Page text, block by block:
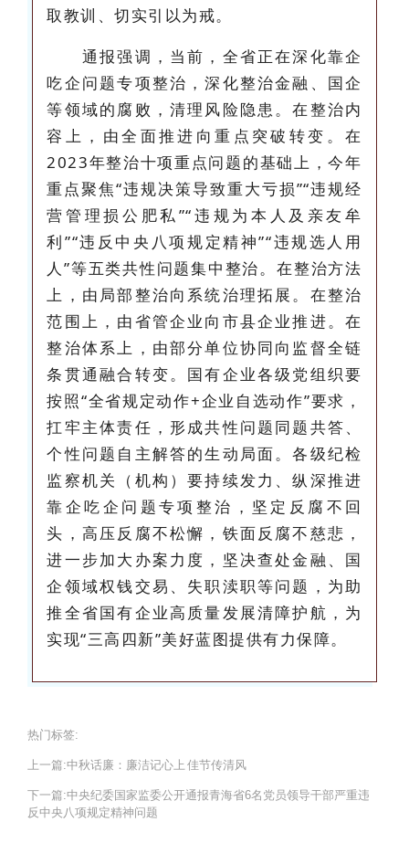
取教训、切实引以为戒。
通报强调，当前，全省正在深化靠企
吃企问题专项整治，深化整治金融、国企
等领域的腐败，清理风险隐患。在整治内
容上，由全面推进向重点突破转变。在
2023年整治十项重点问题的基础上，今年
重点聚焦“违规决策导致重大亏损”“违规经
营管理损公肥私”“违规为本人及亲友牟
利”“违反中央八项规定精神”“违规选人用
人”等五类共性问题集中整治。在整治方法
上，由局部整治向系统治理拓展。在整治
范围上，由省管企业向市县企业推进。在
整治体系上，由部分单位协同向监督全链
条贯通融合转变。国有企业各级党组织要
按照“全省规定动作+企业自选动作”要求，
扛牢主体责任，形成共性问题同题共答、
个性问题自主解答的生动局面。各级纪检
监察机关（机构）要持续发力、纵深推进
靠企吃企问题专项整治，坚定反腐不回
头，高压反腐不松懈，铁面反腐不慈悲，
进一步加大办案力度，坚决查处金融、国
企领域权钱交易、失职渎职等问题，为助
推全省国有企业高质量发展清障护航，为
实现“三高四新”美好蓝图提供有力保障。
热门标签:
上一篇:中秋话廉：廉洁记心上 佳节传清风
下一篇:中央纪委国家监委公开通报青海省6名党员领导干部​严重违
反中央八项规定精神问题